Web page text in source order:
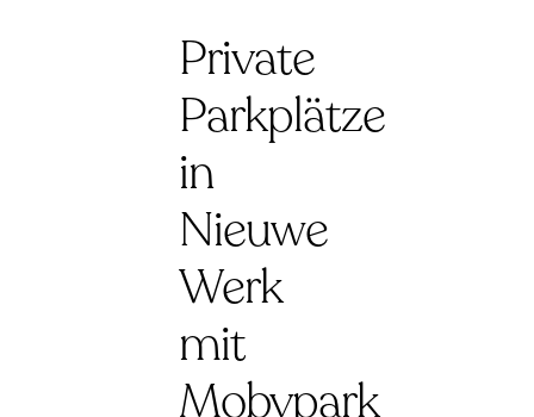
Private
Parkplätze
in
Nieuwe
Werk
mit
Mobypark